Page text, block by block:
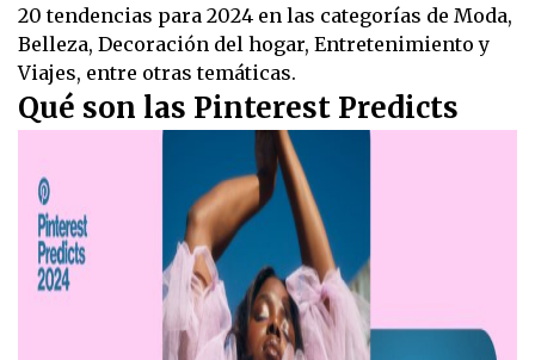
20 tendencias para 2024 en las categorías de Moda,
Belleza, Decoración del hogar, Entretenimiento y
Viajes, entre otras temáticas.
Qué son las Pinterest Predicts